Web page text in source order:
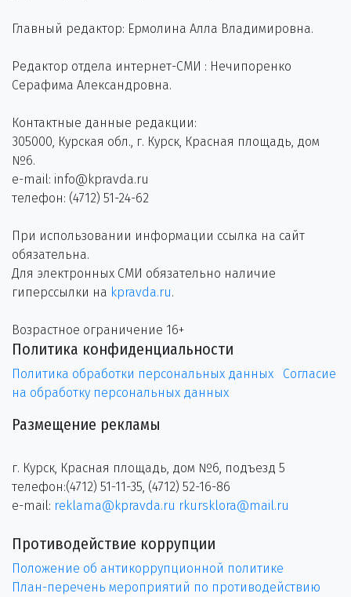
Главный редактор: Ермолина Алла Владимировна.
Редактор отдела интернет-СМИ : Нечипоренко
Серафима Александровна.
Контактные данные редакции:
305000, Курская обл., г. Курск, Красная площадь, дом
№6.
e-mail: info@kpravda.ru
телефон: (4712) 51-24-62
При использовании информации ссылка на сайт
обязательна.
Для электронных СМИ обязательно наличие
гиперссылки на kpravda.ru.
Возрастное ограничение 16+
Политика конфиденциальности
Политика обработки персональных данных
Согласие
на обработку персональных данных
Размещение рекламы
г. Курск, Красная площадь, дом №6, подъезд 5
телефон:(4712) 51-11-35, (4712) 52-16-86
e-mail: reklama@kpravda.ru rkursklora@mail.ru
Противодействие коррупции
Положение об антикоррупционной политике
План-перечень мероприятий по противодействию